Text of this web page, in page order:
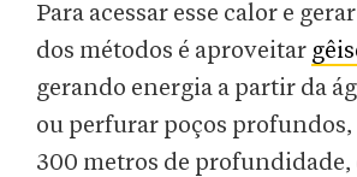
Para acessar esse calor e
dos métodos é aproveitar
gerando energia a partir da
ou perfurar poços profundos,
300 metros de profundidade,